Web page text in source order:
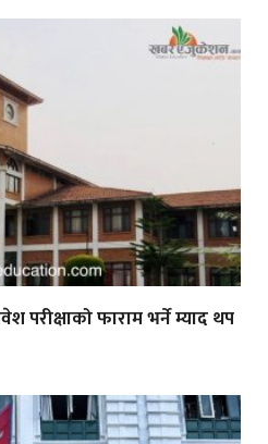
परीक्षाको फाराम भर्ने म्याद थप